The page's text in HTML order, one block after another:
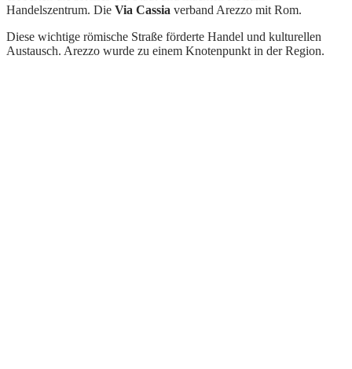
Handelszentrum. Die Via Cassia verband Arezzo mit Rom.
Diese wichtige römische Straße förderte Handel und kulturellen
Austausch. Arezzo wurde zu einem Knotenpunkt in der Region.